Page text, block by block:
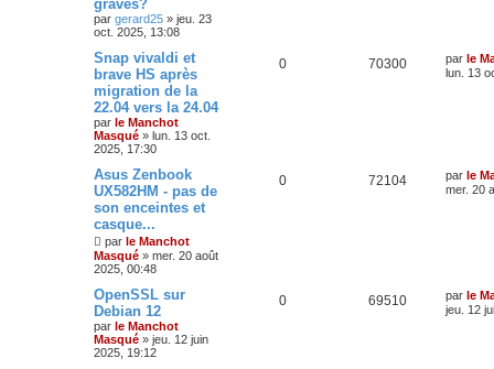
graves?
par gerard25 » jeu. 23
oct. 2025, 13:08
Snap vivaldi et
brave HS après
migration de la
22.04 vers la 24.04
par le Manchot
Masqué » lun. 13 oct.
2025, 17:30
0 70300 par le
lun. 13
Asus Zenbook
UX582HM - pas de
son enceintes et
casque...
par le Manchot
Masqué » mer. 20 août
2025, 00:48
0 72104 par le
mer. 20
OpenSSL sur
Debian 12
par le Manchot
Masqué » jeu. 12 juin
2025, 19:12
0 69510 par le
jeu. 12